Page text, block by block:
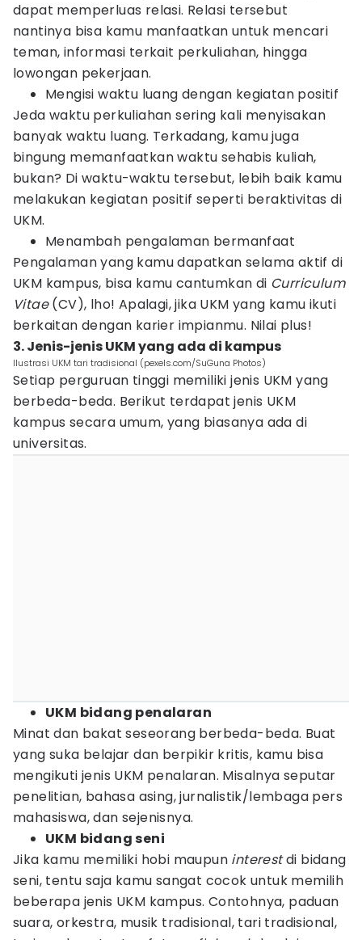
dapat memperluas relasi. Relasi tersebut
nantinya bisa kamu manfaatkan untuk mencari
teman, informasi terkait perkuliahan, hingga
lowongan pekerjaan.
Mengisi waktu luang dengan kegiatan positif
Jeda waktu perkuliahan sering kali menyisakan
banyak waktu luang. Terkadang, kamu juga
bingung memanfaatkan waktu sehabis kuliah,
bukan? Di waktu-waktu tersebut, lebih baik kamu
melakukan kegiatan positif seperti beraktivitas di
UKM.
Menambah pengalaman bermanfaat
Pengalaman yang kamu dapatkan selama aktif di
UKM kampus, bisa kamu cantumkan di Curriculum
Vitae(CV), lho! Apalagi, jika UKM yang kamu ikuti
berkaitan dengan karier impianmu. Nilai plus!
3. Jenis-jenis UKM yang ada di kampus
Ilustrasi UKM tari tradisional (pexels.com/SuGuna Photos)
Setiap perguruan tinggi memiliki jenis UKM yang
berbeda-beda. Berikut terdapat jenis UKM
kampus secara umum, yang biasanya ada di
universitas.
UKM bidang penalaran
Minat dan bakat seseorang berbeda-beda. Buat
yang suka belajar dan berpikir kritis, kamu bisa
mengikuti jenis UKM penalaran. Misalnya seputar
penelitian, bahasa asing, jurnalistik/lembaga pers
mahasiswa, dan sejenisnya.
UKM bidang seni
Jika kamu memiliki hobi maupun interestdi bidang
seni, tentu saja kamu sangat cocok untuk memilih
beberapa jenis UKM kampus. Contohnya, paduan
suara, orkestra, musik tradisional, tari tradisional,